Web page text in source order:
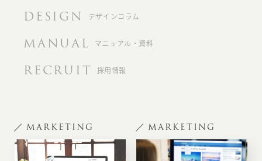
DESIGN デザインコラム
MANUAL マニュアル・資料
RECRUIT 採用情報
MARKETING MARKETING